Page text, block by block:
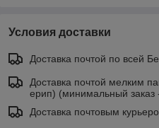
Условия доставки
Доставка почтой по всей
Доставка почтой мелким
ерип) (минимальный заказ
Доставка почтовым